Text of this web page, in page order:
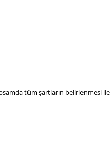
tüm şartların belirlenmesi